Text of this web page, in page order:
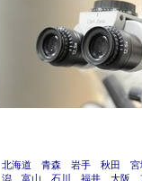
北海道 青森 岩手 秋田 宮
潟
富山 石川 福井 大阪